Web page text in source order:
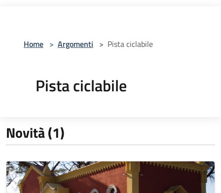
Home > Argomenti > Pista ciclabile
Pista ciclabile
Novità (1)